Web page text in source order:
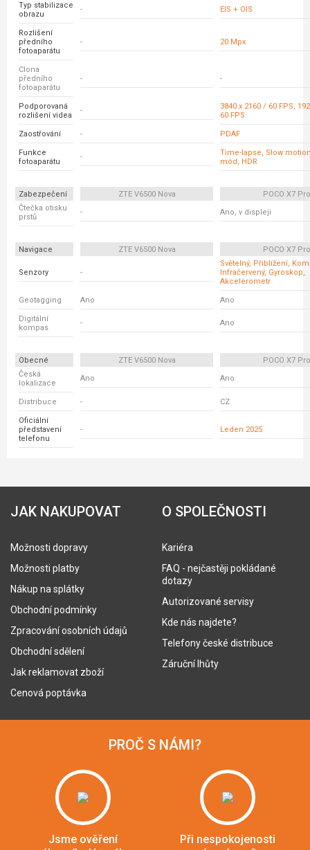
Typ stabilizace
obrazu
- EIS + OIS
Rozlišení
předního
fotoaparátu
- 20 Mpx
Clona
předního
fotoaparátu
- -
Podporovaná
rozlišení videa
-
3840 x 2160 / 60 FPS,
60 FPS
Zaostřování - PDAF
Funkce
fotoaparátu
-
Time-lapse, Slow
mód, HDR
Zabezpečení ZTE V6500 Nova
POCO X7 Pro
Čtečka otisku
prstů
- Ano, v displeji
Navigace ZTE V6500 Nova POCO X7 Pro
Senzory -
Světelný, Přiblížení,
Infračervený, Gyroskop,
Akcelerometr
Geotagging Ano Ano
Digitální
kompas
- Ano
Obecné ZTE V6500 Nova
POCO X7 Pro
Česká
lokalizace
Ano Ano
Distribuce - CZ
Oficiální
představení
telefonu
- Leden 2025
JAK NAKUPOVAT
Možnosti dopravy
Možnosti platby
Nákup na splátky
Obchodní podmínky
Zpracování osobních údajů
Obchodní sdělení
Jak reklamovat zboží
Cenová poptávka
O SPOLEČNOSTI
Kariéra
FAQ - nejčastěji pokládané
dotazy
Autorizované servisy
Kde nás najdete?
Telefony české distribuce
Záruční lhůty
PROČ S NÁMI?
Jsme ověření
Při nespokojenosti